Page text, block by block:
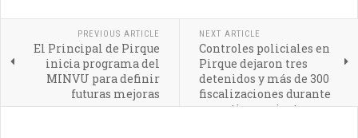
PREVIOUS ARTICLE
El Principal de Pirque
inicia programa del
MINVU para definir
futuras mejoras
NEXT ARTICLE
Controles policiales en
Pirque dejaron tres
detenidos y más de 300
fiscalizaciones durante
operativo conjunto